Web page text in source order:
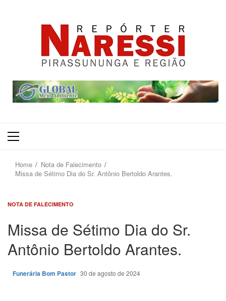
Primary
Home
Nota de Falecimento
Missa de Sétimo Dia do Sr. Antônio Bertoldo Arantes.
NOTA DE FALECIMENTO
Missa de Sétimo Dia do Sr.
Antônio Bertoldo Arantes.
Funerária Bom Pastor 30 de agosto de 2024